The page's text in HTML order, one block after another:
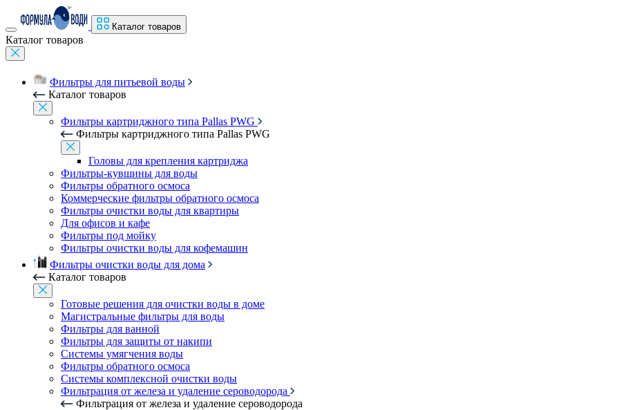
Каталог товаров
Каталог товаров
Фильтры для питьевой воды
Каталог товаров
Фильтры картриджного типа Pallas PWG
Фильтры картриджного типа Pallas PWG
Головы для крепления картриджа
Фильтры-кувшины для воды
Фильтры обратного осмоса
Коммерческие фильтры обратного осмоса
Фильтры очистки воды для квартиры
Для офисов и кафе
Фильтры под мойку
Фильтры очистки воды для кофемашин
Фильтры очистки воды для дома
Каталог товаров
Готовые решения для очистки воды в доме
Магистральные фильтры для воды
Фильтры для ванной
Фильтры для защиты от накипи
Системы умягчения воды
Фильтры обратного осмоса
Системы комплексной очистки воды
Фильтрация от железа и удаление сероводорода
Фильтрация от железа и удаление сероводорода